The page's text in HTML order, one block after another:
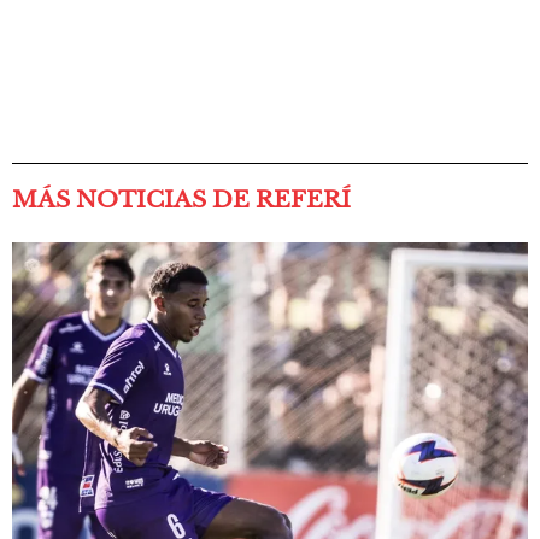
MÁS NOTICIAS DE REFERÍ